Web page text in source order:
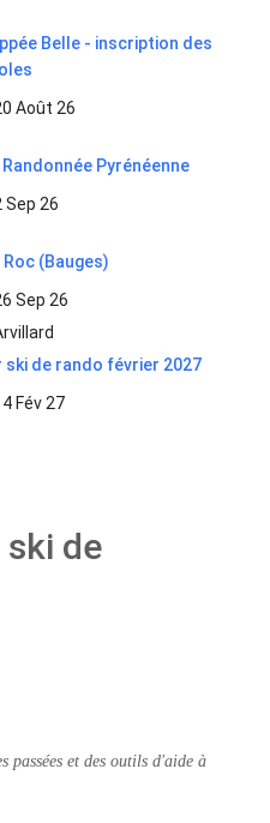
Belle - inscription des
Août 26
Pyrénéenne
Sep 26
Roc (Bauges)
Sep 26
ski de rando février 2027
Fév 27
de
passées et des outils d'aide à